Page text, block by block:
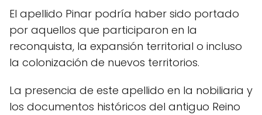
El apellido Pinar podría haber sido portado
por aquellos que participaron en la
reconquista, la expansión territorial o incluso
la colonización de nuevos territorios.
La presencia de este apellido en la nobiliaria y
los documentos históricos del antiguo Reino